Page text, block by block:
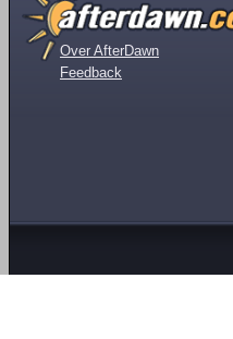
Over AfterDawn
Feedback